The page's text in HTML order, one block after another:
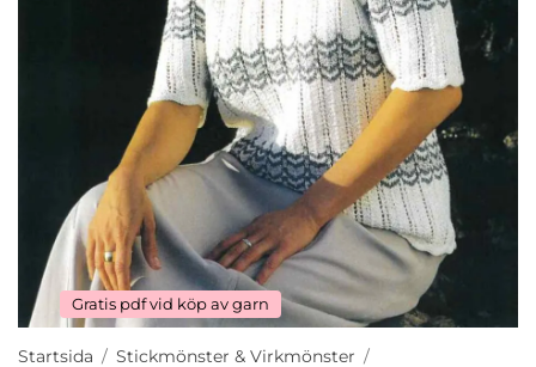
Gratis pdf vid köp av garn
Startsida / Stickmönster & Virkmönster /